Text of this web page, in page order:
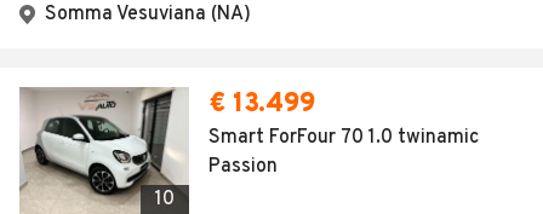
Somma Vesuviana (NA)
10
€ 13.499
Smart ForFour 70 1.0 twinamic
Passion